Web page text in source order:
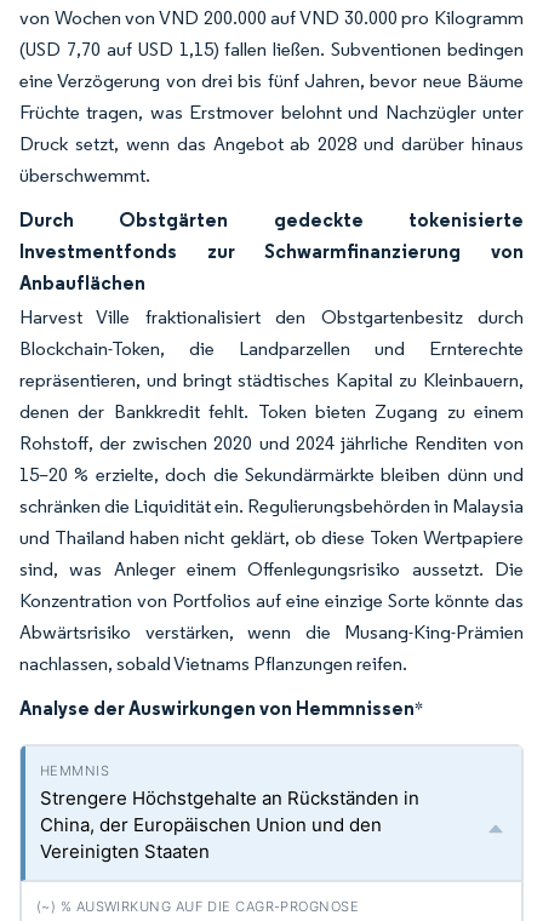
von Wochen von VND 200.000 auf VND 30.000 pro Kilogramm
(USD 7,70 auf USD 1,15) fallen ließen. Subventionen bedingen
eine Verzögerung von drei bis fünf Jahren, bevor neue Bäume
Früchte tragen, was Erstmover belohnt und Nachzügler unter
Druck setzt, wenn das Angebot ab 2028 und darüber hinaus
überschwemmt.
Durch Obstgärten gedeckte tokenisierte
Investmentfonds zur Schwarmfinanzierung von
Anbauflächen
Harvest Ville fraktionalisiert den Obstgartenbesitz durch
Blockchain-Token, die Landparzellen und Ernterechte
repräsentieren, und bringt städtisches Kapital zu Kleinbauern,
denen der Bankkredit fehlt. Token bieten Zugang zu einem
Rohstoff, der zwischen 2020 und 2024 jährliche Renditen von
15–20 % erzielte, doch die Sekundärmärkte bleiben dünn und
schränken die Liquidität ein. Regulierungsbehörden in Malaysia
und Thailand haben nicht geklärt, ob diese Token Wertpapiere
sind, was Anleger einem Offenlegungsrisiko aussetzt. Die
Konzentration von Portfolios auf eine einzige Sorte könnte das
Abwärtsrisiko verstärken, wenn die Musang-King-Prämien
nachlassen, sobald Vietnams Pflanzungen reifen.
Analyse der Auswirkungen von Hemmnissen*
Strengere Höchstgehalte an Rückständen in
China, der Europäischen Union und den
Vereinigten Staaten